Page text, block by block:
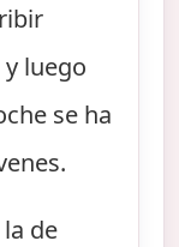
luego
se ha
de